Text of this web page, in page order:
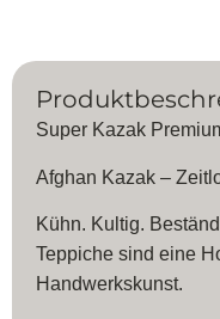
Super Kazak
Afghan Kazak –
Kühn. Kultig.
Teppiche sind eine
Handwerkskunst.